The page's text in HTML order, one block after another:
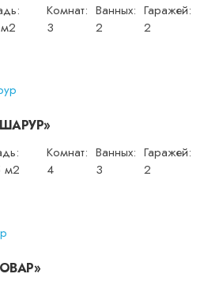
Комнат:
3
Ванных:
2
Гаражей:
2
м2
Комнат:
4
Ванных:
3
Гаражей:
2